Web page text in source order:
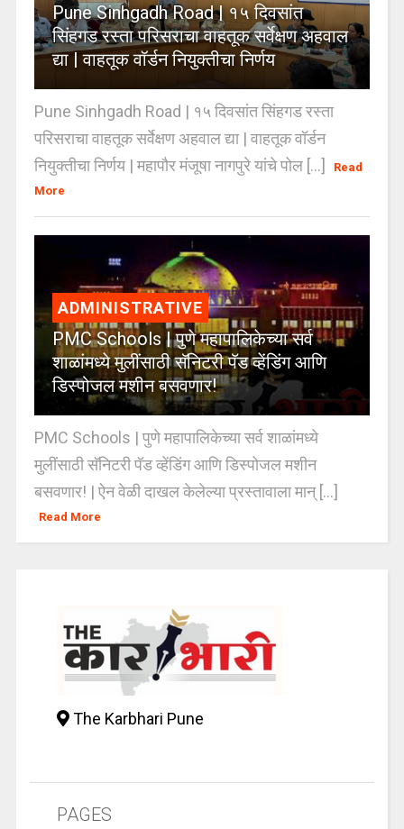
Pune Sinhgadh Road | १५ दिवसांत
सिंहगड रस्ता परिसराचा वाहतूक सर्वेक्षण अहवाल
द्या | वाहतूक वॉर्डन नियुक्तीचा निर्णय
Pune Sinhgadh Road | १५ दिवसांत सिंहगड रस्ता
परिसराचा वाहतूक सर्वेक्षण अहवाल द्या | वाहतूक वॉर्डन
नियुक्तीचा निर्णय | महापौर मंजूषा नागपुरे यांचे पोल [...]
Read
More
ADMINISTRATIVE
PMC Schools | पुणे महापालिकेच्या सर्व
शाळांमध्ये मुलींसाठी सॅनिटरी पॅड व्हेंडिंग आणि
डिस्पोजल मशीन बसवणार!
PMC Schools | पुणे महापालिकेच्या सर्व शाळांमध्ये
मुलींसाठी सॅनिटरी पॅड व्हेंडिंग आणि डिस्पोजल मशीन
बसवणार! | ऐन वेळी दाखल केलेल्या प्रस्तावाला मान् [...]
Read More
The Karbhari Pune
PAGES